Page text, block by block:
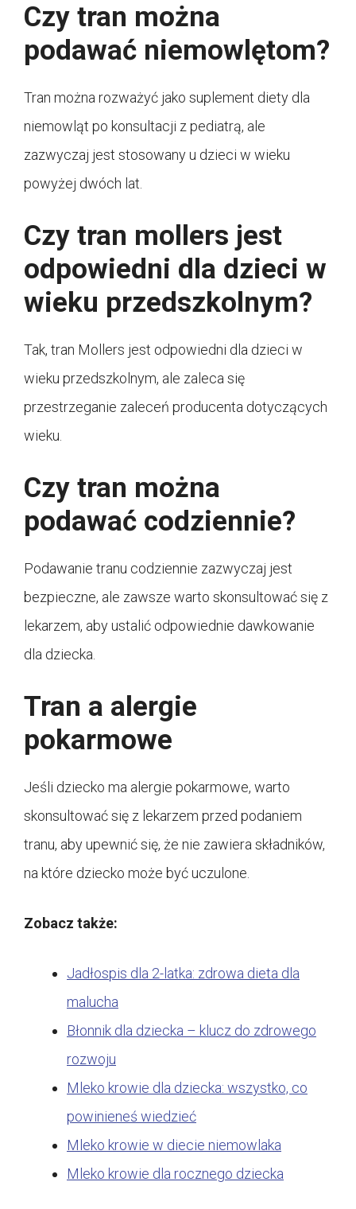
Czy tran można
podawać niemowlętom?
Tran można rozważyć jako suplement diety dla
niemowląt po konsultacji z pediatrą, ale
zazwyczaj jest stosowany u dzieci w wieku
powyżej dwóch lat.
Czy tran mollers jest
odpowiedni dla dzieci w
wieku przedszkolnym?
Tak, tran Mollers jest odpowiedni dla dzieci w
wieku przedszkolnym, ale zaleca się
przestrzeganie zaleceń producenta dotyczących
wieku.
Czy tran można
podawać codziennie?
Podawanie tranu codziennie zazwyczaj jest
bezpieczne, ale zawsze warto skonsultować się z
lekarzem, aby ustalić odpowiednie dawkowanie
dla dziecka.
Tran a alergie
pokarmowe
Jeśli dziecko ma alergie pokarmowe, warto
skonsultować się z lekarzem przed podaniem
tranu, aby upewnić się, że nie zawiera składników,
na które dziecko może być uczulone.
Zobacz także:
Jadłospis dla 2-latka: zdrowa dieta dla
malucha
Błonnik dla dziecka – klucz do zdrowego
rozwoju
Mleko krowie dla dziecka: wszystko, co
powinieneś wiedzieć
Mleko krowie w diecie niemowlaka
Mleko krowie dla rocznego dziecka